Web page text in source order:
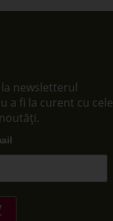
newsletterul
a fi la curent cu cele